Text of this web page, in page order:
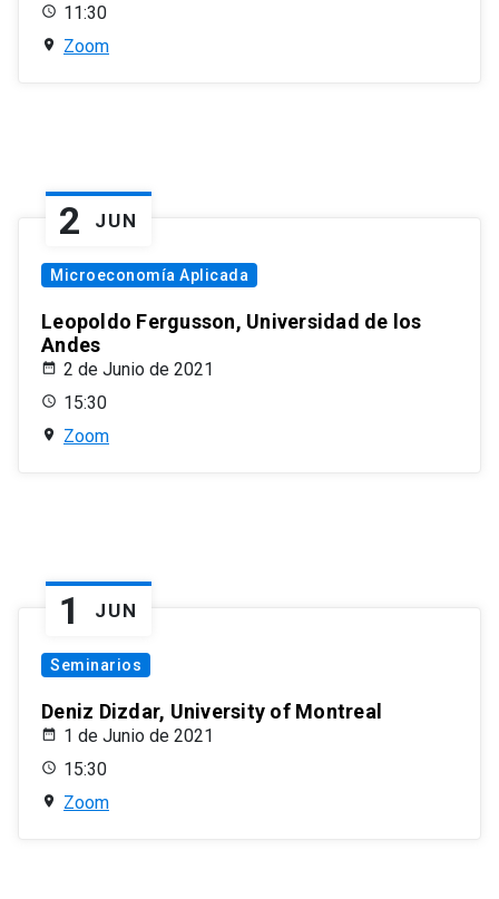
11:30
Zoom
2 JUN
Microeconomía Aplicada
Leopoldo Fergusson, Universidad de los
Andes
2 de Junio de 2021
15:30
Zoom
1 JUN
Seminarios
Deniz Dizdar, University of Montreal
1 de Junio de 2021
15:30
Zoom